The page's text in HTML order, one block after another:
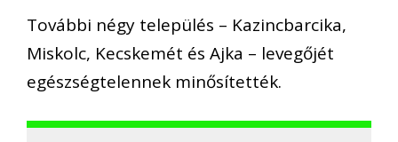
További négy település – Kazincbarcika,
Miskolc, Kecskemét és Ajka – levegőjét
egészségtelennek minősítették.